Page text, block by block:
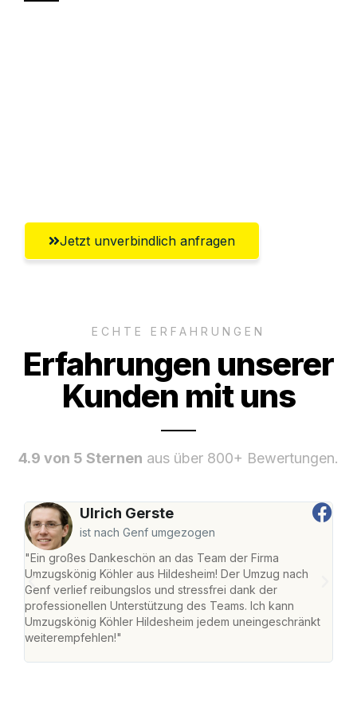
Jetzt unverbindlich anfragen
ECHTE ERFAHRUNGEN
Erfahrungen unserer
Kunden mit uns
4.9 von 5 Sternen aus über 800+ Bewertungen.
Ulrich Gerste
ist nach Genf umgezogen
"Ein großes Dankeschön an das Team der Firma
Umzugskönig Köhler aus Hildesheim! Der Umzug nach
Genf verlief reibungslos und stressfrei dank der
professionellen Unterstützung des Teams. Ich kann
Umzugskönig Köhler Hildesheim jedem uneingeschränkt
weiterempfehlen!"